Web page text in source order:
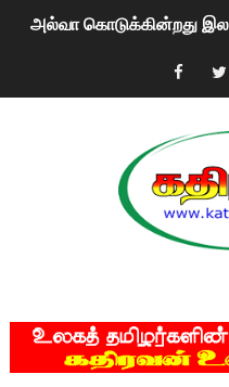
அல்வா கொடுக்கின்றது
2ஆம் நாள் உக்ரைன்
மகிந்த ராஜபக்சே பதவி
ரவுடி பேபிக்கு நடந்த
குண்டை தூக்கிப்போட்ட
யாழில் தமிழின தலைவர்